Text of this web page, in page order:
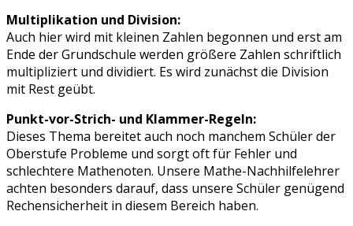
Multiplikation und Division:
Auch hier wird mit kleinen Zahlen begonnen und erst am
Ende der Grundschule werden größere Zahlen schriftlich
multipliziert und dividiert. Es wird zunächst die Division
mit Rest geübt.
Punkt-vor-Strich- und Klammer-Regeln:
Dieses Thema bereitet auch noch manchem Schüler der
Oberstufe Probleme und sorgt oft für Fehler und
schlechtere Mathenoten. Unsere Mathe-Nachhilfelehrer
achten besonders darauf, dass unsere Schüler genügend
Rechensicherheit in diesem Bereich haben.